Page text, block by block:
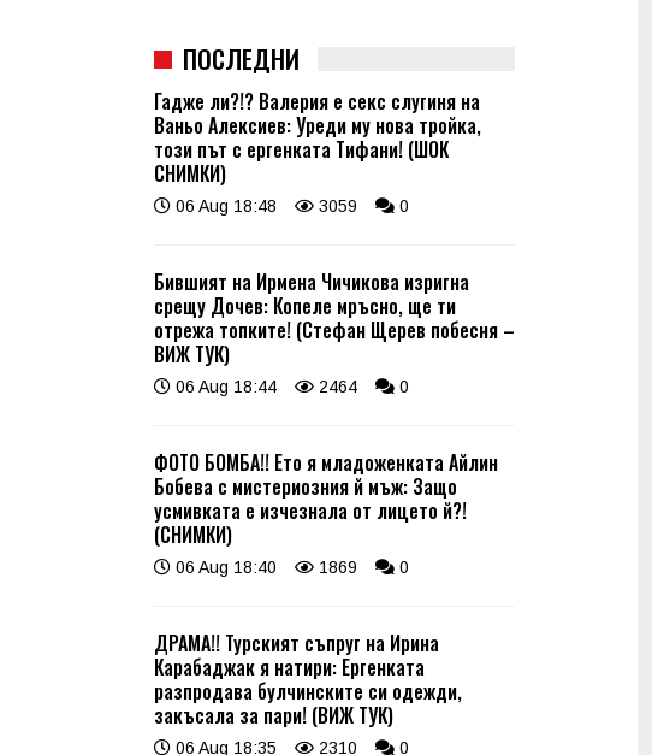
ПОСЛЕДНИ
Гадже ли?!? Валерия е секс слугиня на
Ваньо Алексиев: Уреди му нова тройка,
този път с ергенката Тифани! (ШОК
СНИМКИ)
06 Aug 18:48 3059 0
Бившият на Ирмена Чичикова изригна
срещу Дочев: Копеле мръсно, ще ти
отрежа топките! (Стефан Щерев побесня –
ВИЖ ТУК)
06 Aug 18:44 2464 0
ФОТО БОМБА!! Ето я младоженката Айлин
Бобева с мистериозния й мъж: Защо
усмивката е изчезнала от лицето й?!
(СНИМКИ)
06 Aug 18:40 1869 0
ДРАМА!! Турският съпруг на Ирина
Карабаджак я натири: Ергенката
разпродава булчинските си одежди,
закъсала за пари! (ВИЖ ТУК)
06 Aug 18:35 2310 0